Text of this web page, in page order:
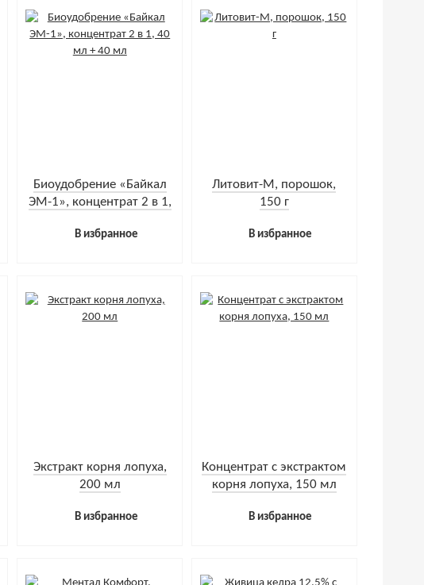
Биоудобрение «Байкал
ЭМ-1», концентрат 2 в 1,
В избранное
Литовит-М, порошок,
150 г
В избранное
Экстракт корня лопуха,
200 мл
В избранное
Концентрат с экстрактом
корня лопуха, 150 мл
В избранное